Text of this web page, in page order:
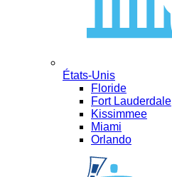
États-Unis
Floride
Fort Lauderdale
Kissimmee
Miami
Orlando